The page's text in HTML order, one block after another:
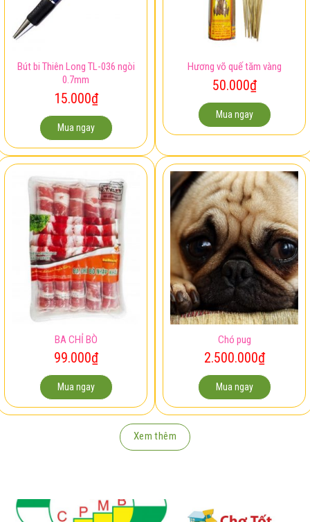
Bút bi Thiên Long TL-036 ngòi
0.7mm
15.000₫
Mua ngay
Hương võ quế tăm vàng
50.000₫
Mua ngay
BA CHỈ BÒ
99.000₫
Mua ngay
Chó pug
2.500.000₫
Mua ngay
Xem thêm